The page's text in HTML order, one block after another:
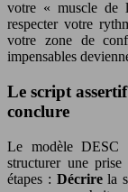
votre « muscle de
respecter votre
votre zone de
impensables
Le script
conclure
Le modèle DESC
structurer une
étapes : Décrirela